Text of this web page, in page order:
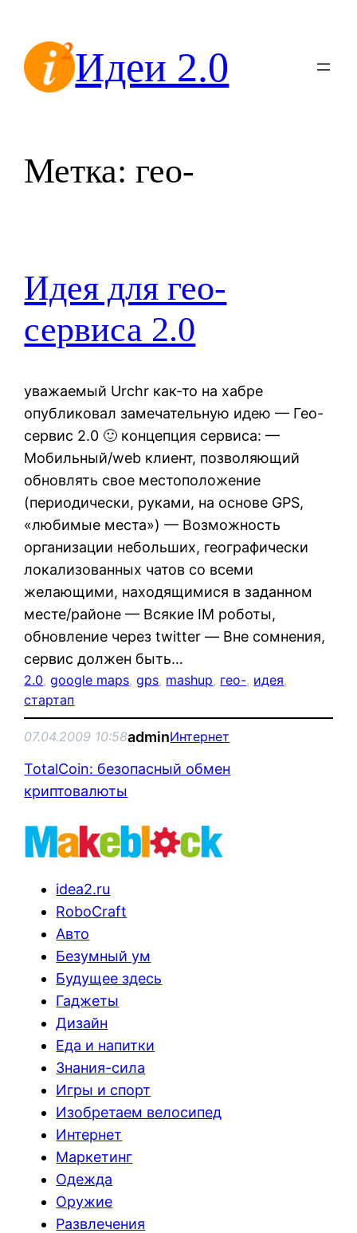
содержимомуИдеи 2.0
Метка:гео-
Идея для гео-
сервиса 2.0
уважаемый Urchr как-то на хабре
опубликовал замечательную идею — Гео-
сервис 2.0 🙂 концепция сервиса: —
Мобильный/web клиент, позволяющий
обновлять свое местоположение
(периодически, руками, на основе GPS,
«любимые места») — Возможность
организации небольших, географически
локализованных чатов со всеми
желающими, находящимися в заданном
месте/районе — Всякие IM роботы,
обновление через twitter — Вне сомнения,
сервис должен быть…
2.0, google maps, gps, mashup, гео-, идея
стартап
07.04.2009 10:58adminИнтернет
TotalCoin: безопасный обмен
криптовалюты
idea2.ru
RoboCraft
Авто
Безумный ум
Будущее здесь
Гаджеты
Дизайн
Еда и напитки
Знания-сила
Игры и спорт
Изобретаем велосипед
Интернет
Маркетинг
Одежда
Оружие
Развлечения